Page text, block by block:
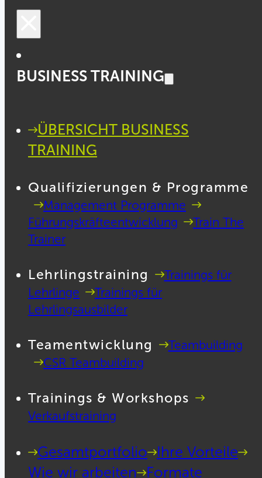
BUSINESS TRAINING
ÜBERSICHT BUSINESS
TRAINING
Qualifizierungen & Programme
Management Programme
Führungskräfteentwicklung
Train The
Trainer
Lehrlingstraining
Trainings für
Lehrlinge
Trainings für
Lehrlingsausbilder
Teamentwicklung
Teambuilding
CSR Teambuilding
Trainings & Workshops
Verkaufstraining
Gesamtportfolio
Ihre Vorteile
Wie wir arbeiten
Formate